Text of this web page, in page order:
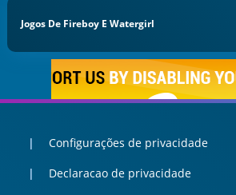
Jogos De Fireboy E Watergirl
Configurações de privacidade
Declaracao de privacidade